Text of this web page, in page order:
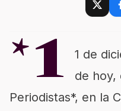
*1
1 de
de hoy,
Periodistas*, en la